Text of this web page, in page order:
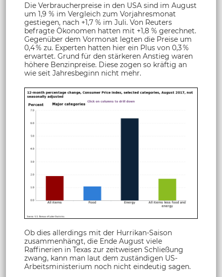
Die Verbraucherpreise in den USA sind im August
um 1,9 % im Vergleich zum Vorjahresmonat
gestiegen, nach +1,7 % im Juli. Von Reuters
befragte Ökonomen hatten mit +1,8 % gerechnet.
Gegenüber dem Vormonat legten die Preise um
0,4 % zu. Experten hatten hier ein Plus von 0,3 %
erwartet. Grund für den stärkeren Anstieg waren
höhere Benzinpreise. Diese zogen so kräftig an
wie seit Jahresbeginn nicht mehr.
Ob dies allerdings mit der Hurrikan-Saison
zusammenhängt, die Ende August viele
Raffinerien in Texas zur zeitweisen Schließung
zwang, kann man laut dem zuständigen US-
Arbeitsministerium noch nicht eindeutig sagen.